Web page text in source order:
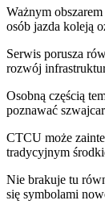
Ważnym
osób jazda koleją
Serwis porusza
rozwój
Osobną częścią
poznawać
CTCU może
tradycyjnym
Nie brakuje tu
się symbolami